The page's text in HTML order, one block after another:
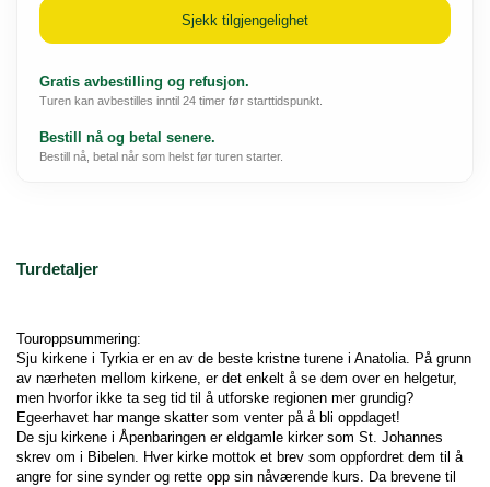
Turdetaljer
Touroppsummering:
Sju kirkene i Tyrkia er en av de beste kristne turene i Anatolia. På grunn
av nærheten mellom kirkene, er det enkelt å se dem over en helgetur,
men hvorfor ikke ta seg tid til å utforske regionen mer grundig?
Egeerhavet har mange skatter som venter på å bli oppdaget!
De sju kirkene i Åpenbaringen er eldgamle kirker som St. Johannes
skrev om i Bibelen. Hver kirke mottok et brev som oppfordret dem til å
angre for sine synder og rette opp sin nåværende kurs. Da brevene til
Sjekk tilgjengelighet
Gratis avbestilling og refusjon.
Turen kan avbestilles inntil 24 timer før starttidspunkt.
Bestill nå og betal senere.
Bestill nå, betal når som helst før turen starter.